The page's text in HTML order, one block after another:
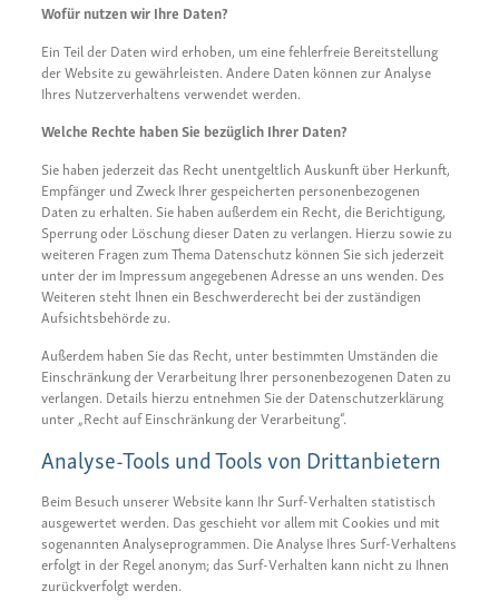
Wofür nutzen wir Ihre Daten?
Ein Teil der Daten wird erhoben, um eine fehlerfreie Bereitstellung
der Website zu gewährleisten. Andere Daten können zur Analyse
Ihres Nutzerverhaltens verwendet werden.
Welche Rechte haben Sie bezüglich Ihrer Daten?
Sie haben jederzeit das Recht unentgeltlich Auskunft über Herkunft,
Empfänger und Zweck Ihrer gespeicherten personenbezogenen
Daten zu erhalten. Sie haben außerdem ein Recht, die Berichtigung,
Sperrung oder Löschung dieser Daten zu verlangen. Hierzu sowie zu
weiteren Fragen zum Thema Datenschutz können Sie sich jederzeit
unter der im Impressum angegebenen Adresse an uns wenden. Des
Weiteren steht Ihnen ein Beschwerderecht bei der zuständigen
Aufsichtsbehörde zu.
Außerdem haben Sie das Recht, unter bestimmten Umständen die
Einschränkung der Verarbeitung Ihrer personenbezogenen Daten zu
verlangen. Details hierzu entnehmen Sie der Datenschutzerklärung
unter „Recht auf Einschränkung der Verarbeitung“.
Analyse-Tools und Tools von Drittanbietern
Beim Besuch unserer Website kann Ihr Surf-Verhalten statistisch
ausgewertet werden. Das geschieht vor allem mit Cookies und mit
sogenannten Analyseprogrammen. Die Analyse Ihres Surf-Verhaltens
erfolgt in der Regel anonym; das Surf-Verhalten kann nicht zu Ihnen
zurückverfolgt werden.